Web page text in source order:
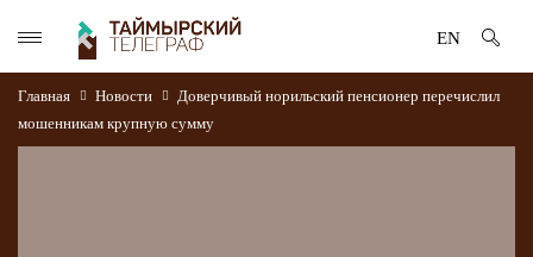
EN
Главная Новости
Доверчивый норильский пенсионер перечислил
мошенникам крупную сумму